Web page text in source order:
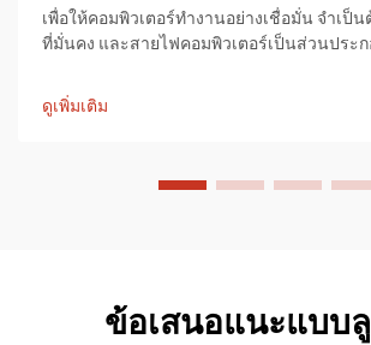
เพื่อให้คอมพิวเตอร์ทำงานอย่างเชื่อมั่น จำเป็
ที่มั่นคง และสายไฟคอมพิวเตอร์เป็นส่วนประ
และได้รับความไว้วางใจจากผู้ใช้จำนวนมาก...
ดูเพิ่มเติม
ข้อเสนอแนะแบบ